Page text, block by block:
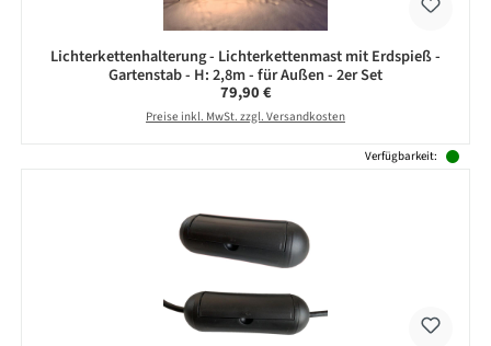
Lichterkettenhalterung - Lichterkettenmast mit Erdspieß -
Gartenstab - H: 2,8m - für Außen - 2er Set
Regulärer Preis:
79,90 €
Preise inkl. MwSt. zzgl. Versandkosten
Verfügbarkeit: